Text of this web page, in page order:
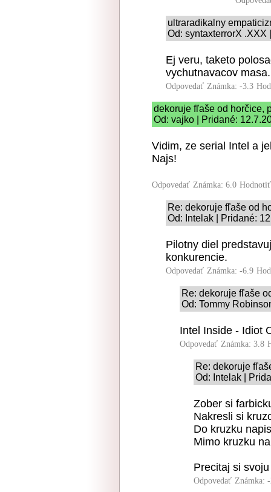
ultraradikalny
Od: syntaxterrorX .XXX
Ej veru, taketo
vychutnavacov masa.
Odpovedať Známka: -3.3
dekoruje fľaše od horčice,
Od: vajko | Pridané:
Vidim, ze serial Intel a
Najs!
Odpovedať Známka: 6.0
Re: dekoruje fľaše od
Od: Intelak | Pridané:
Pilotny diel
konkurencie.
Odpovedať Známka: -6.9
Re: dekoruje fľaše
Od: Tommy
Intel Inside - Idiot
Odpovedať Známka: 3.8
Re: dekoruje
Od: Intelak |
Zober si
Nakresli si
Do kruzku
Mimo kruzku
Precitaj si
Odpovedať Známka: